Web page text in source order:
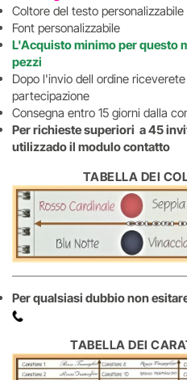
Coltore del testo personalizzabile
Font personalizzabile
L'Acquisto minimo per questo
pezzi
Dopo l'invio dell ordine
partecipazione
Consegna entro 15 giorni dalla
Per richieste superiori a 45
utilizzado il modulo contatto
TABELLA DEI
Per qualsiasi dubbio non
TABELLA DEI